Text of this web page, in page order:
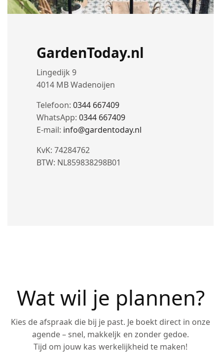
GardenToday.nl
Lingedijk 9
4014 MB Wadenoijen
Telefoon: 0344 667409
WhatsApp: 0344 667409
E-mail: info@gardentoday.nl
KvK: 74284762
BTW: NL859838298B01
Wat wil je plannen?
Kies de afspraak die bij je past. Je boekt direct in onze
agende – snel, makkeljk en zonder gedoe.
Tijd om jouw kas werkelijkheid te maken!